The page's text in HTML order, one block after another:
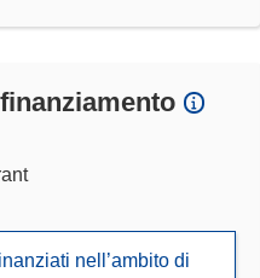
nell’ambito di